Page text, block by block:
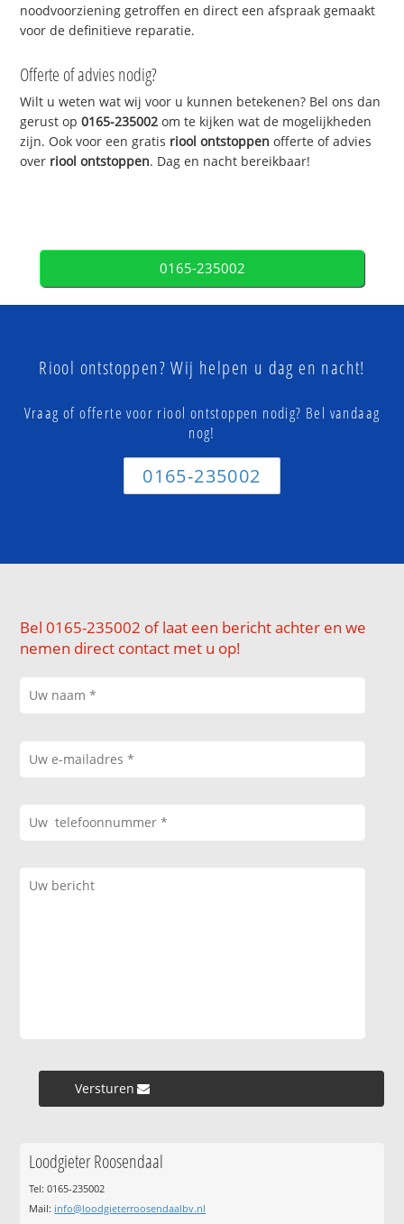
noodvoorziening getroffen en direct een afspraak gemaakt
voor de definitieve reparatie.
Offerte of advies nodig?
Wilt u weten wat wij voor u kunnen betekenen? Bel ons dan
gerust op0165-235002 om te kijken wat de mogelijkheden
zijn. Ook voor een gratis riool ontstoppen offerte of advies
over riool ontstoppen. Dag en nacht bereikbaar!
0165-235002
Riool ontstoppen? Wij helpen u dag en nacht!
Vraag of offerte voor riool ontstoppen nodig? Bel vandaag
nog!
0165-235002
Bel 0165-235002 of laat een bericht achter en we
nemen direct contact met u op!
Versturen »
Loodgieter Roosendaal
Tel: 0165-235002
Mail: info@loodgieterroosendaalbv.nl